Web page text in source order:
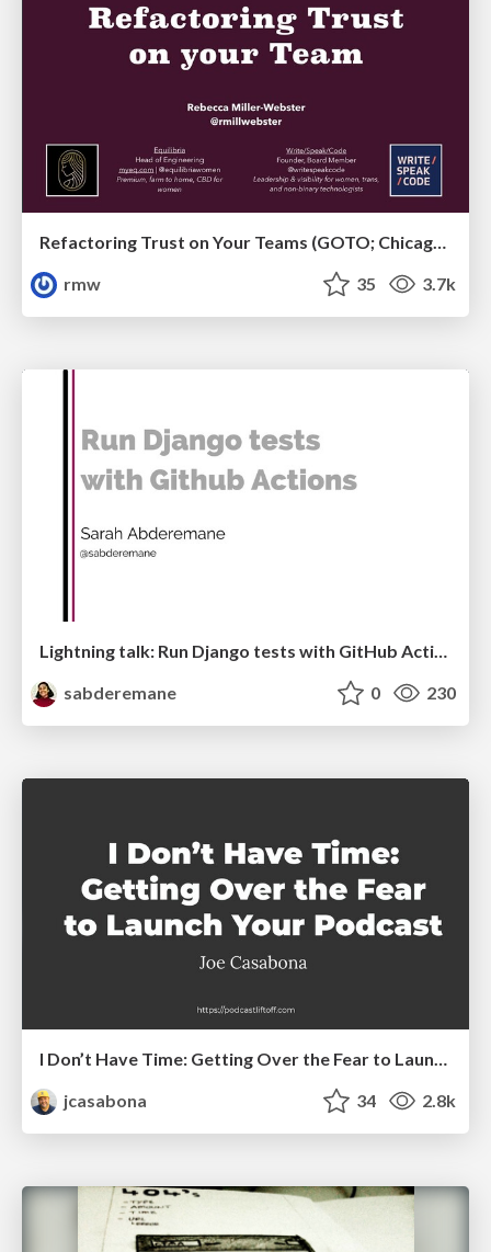
Refactoring Trust on Your Teams (GOTO; Chicago 2020)
rmw
35 3.7k
Lightning talk: Run Django tests with GitHub Actions
sabderemane
0 230
I Don’t Have Time: Getting Over the Fear to Launch Your Podcast
jcasabona
34 2.8k